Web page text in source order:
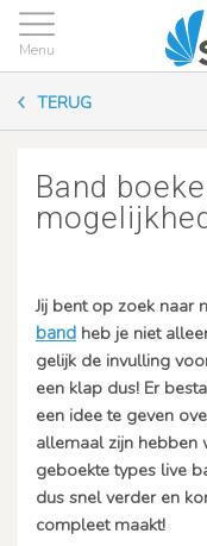
TERUG
Band
Jij bent op zoek naar
band heb je niet
gelijk de invulling
een klap dus! Er
een idee te geven
allemaal zijn hebben
geboekte types live
dus snel verder en
compleet maakt!